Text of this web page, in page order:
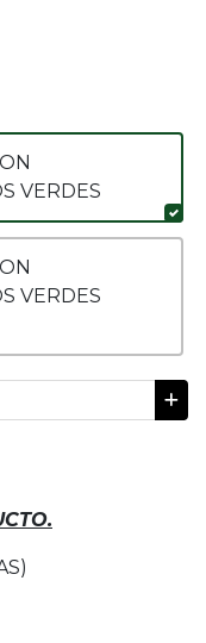
VERDES
VERDES